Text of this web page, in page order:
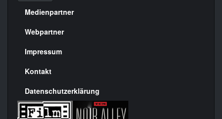
Menülinks
rechte
Seite
Medienpartner
Webpartner
Impressum
Kontakt
Datenschutzerklärung